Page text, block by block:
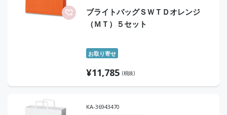
ブライトバッグＳＷＴＤオレンジ
（ＭＴ）５セット
お取り寄せ
¥11,785 (税抜)
KA-36943470